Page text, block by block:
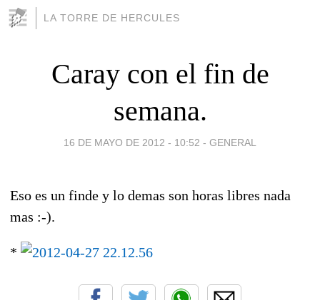
LA TORRE DE HERCULES
Caray con el fin de
semana.
16 DE MAYO DE 2012 - 10:52 - GENERAL
Eso es un finde y lo demas son horas libres nada
mas :-).
*